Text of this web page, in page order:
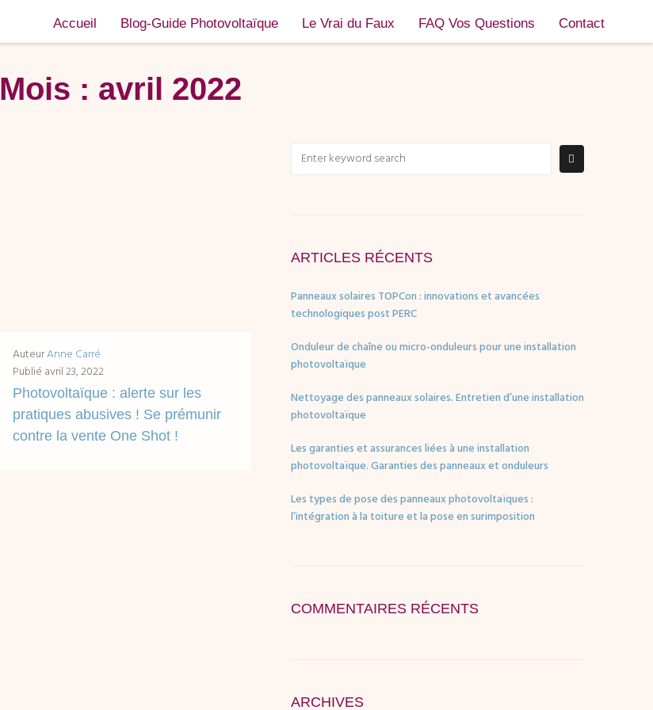
Accueil Blog-Guide Photovoltaïque Le Vrai du Faux FAQ Vos Questions Contact
Mois : avril 2022
AuteurAnne Carré
Publié avril 23, 2022
Photovoltaïque : alerte sur les
pratiques abusives ! Se prémunir
contre la vente One Shot !
ARTICLES RÉCENTS
Panneaux solaires TOPCon : innovations et avancées
technologiques post PERC
Onduleur de chaîne ou micro-onduleurs pour une installation
photovoltaïque
Nettoyage des panneaux solaires. Entretien d’une installation
photovoltaïque
Les garanties et assurances liées à une installation
photovoltaïque. Garanties des panneaux et onduleurs
Les types de pose des panneaux photovoltaïques :
l’intégration à la toiture et la pose en surimposition
COMMENTAIRES RÉCENTS
ARCHIVES